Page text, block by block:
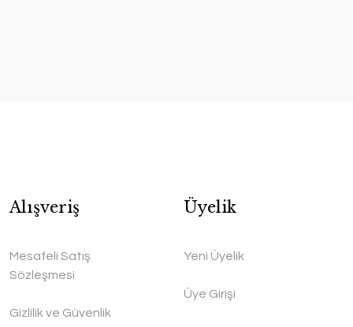
Alışveriş
Mesafeli Satış
Sözleşmesi
Gizlilik ve Güvenlik
Üyelik
Yeni Üyelik
Üye Girişi